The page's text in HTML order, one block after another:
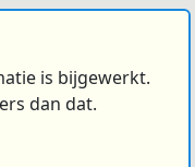
is bijgewerkt.
dan dat.